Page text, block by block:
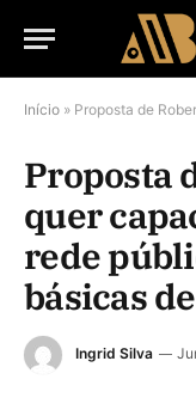
Início » Proposta de Roberto Cidade
Proposta
quer
rede
básicas
Ingrid Silva